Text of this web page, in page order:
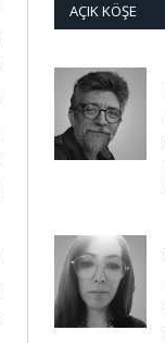
AÇIK KÖŞE